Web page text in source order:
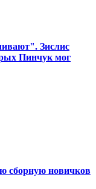
Зислис
Пинчук мог
сборную новичков